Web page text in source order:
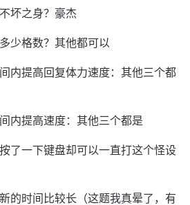
坏之身？豪杰
少格数？其他都可以
内提高回复体力速度：其他三个都
内提高速度：其他三个都是
了一下键盘却可以一直打这个怪设
的时间比较长（这题我真晕了，有